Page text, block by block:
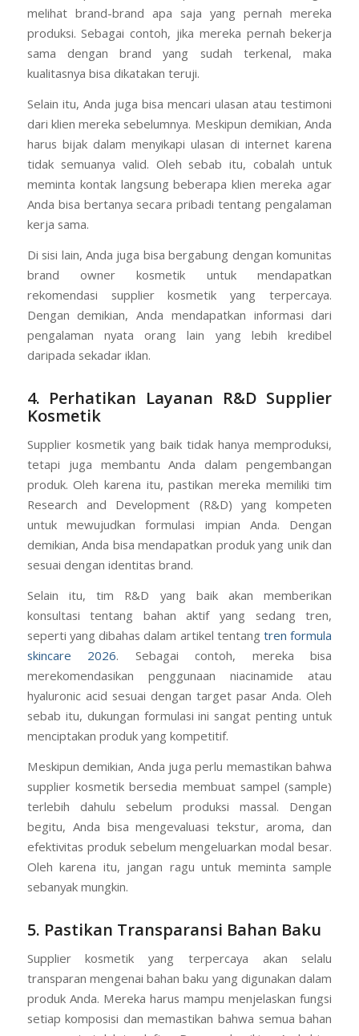
dimiliki oleh supplier kosmetik terpercaya. Oleh karena
itu, Anda perlu menelusuri portofolio mereka dengan
melihat brand-brand apa saja yang pernah mereka
produksi. Sebagai contoh, jika mereka pernah bekerja
sama dengan brand yang sudah terkenal, maka
kualitasnya bisa dikatakan teruji.
Selain itu, Anda juga bisa mencari ulasan atau testimoni
dari klien mereka sebelumnya. Meskipun demikian, Anda
harus bijak dalam menyikapi ulasan di internet karena
tidak semuanya valid. Oleh sebab itu, cobalah untuk
meminta kontak langsung beberapa klien mereka agar
Anda bisa bertanya secara pribadi tentang pengalaman
kerja sama.
Di sisi lain, Anda juga bisa bergabung dengan komunitas
brand owner kosmetik untuk mendapatkan
rekomendasi supplier kosmetik yang terpercaya.
Dengan demikian, Anda mendapatkan informasi dari
daripada sekadar iklan.
4. Perhatikan Layanan R&D Supplier
Kosmetik
Supplier kosmetik yang baik tidak hanya memproduksi,
tetapi juga membantu Anda dalam pengembangan
produk. Oleh karena itu, pastikan mereka memiliki tim
Research and Development (R&D) yang kompeten
untuk mewujudkan formulasi impian Anda. Dengan
demikian, Anda bisa mendapatkan produk yang unik dan
sesuai dengan identitas brand.
Selain itu, tim R&D yang baik akan memberikan
konsultasi tentang bahan aktif yang sedang tren,
seperti yang dibahas dalam artikel tentangtren formula
skincare 2026. Sebagai contoh, mereka bisa
merekomendasikan penggunaan niacinamide atau
hyaluronic acid sesuai dengan target pasar Anda. Oleh
sebab itu, dukungan formulasi ini sangat penting untuk
menciptakan produk yang kompetitif.
Meskipun demikian, Anda juga perlu memastikan bahwa
supplier kosmetik bersedia membuat sampel (sample)
terlebih dahulu sebelum produksi massal. Dengan
begitu, Anda bisa mengevaluasi tekstur, aroma, dan
efektivitas produk sebelum mengeluarkan modal besar.
sebanyak mungkin.
5. Pastikan Transparansi Bahan Baku
Supplier kosmetik yang terpercaya akan selalu
transparan mengenai bahan baku yang digunakan dalam